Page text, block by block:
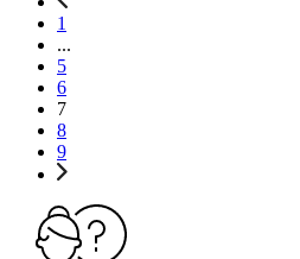
1
...
5
6
7
8
9